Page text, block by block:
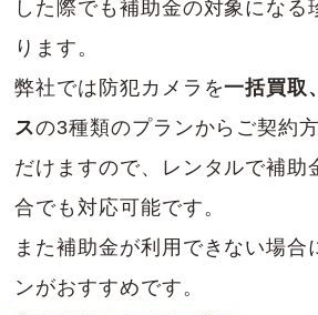
した際でも補助金の対象になる
ります。
弊社では防犯カメラを一括買取
スの3種類のプランからご契約
だけますので、レンタルで補助
合でも対応可能です。
また補助金が利用できない場合
ンがおすすめです。